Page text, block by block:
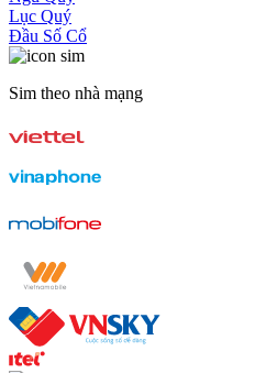
Lục Quý
Đầu Số Cổ
Sim theo nhà mạng